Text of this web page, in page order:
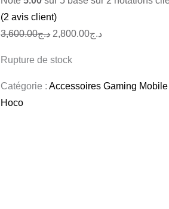
(2 avis client)
د.ج3,600.00 د.ج2,800.00
Rupture de stock
Catégorie :Accessoires Gaming Mobile
Hoco